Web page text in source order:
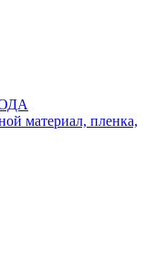
материал, пленка,